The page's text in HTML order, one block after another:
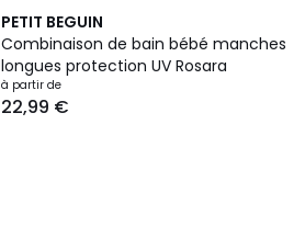
PETIT BEGUIN
Combinaison de bain bébé manches
longues protection UV Rosara
à partir de
22,99 €